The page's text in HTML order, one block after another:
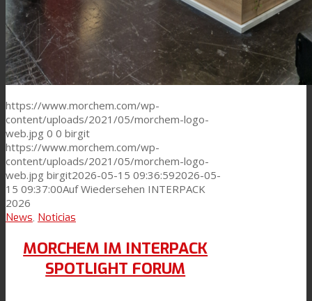
https://www.morchem.com/wp-
content/uploads/2021/05/morchem-logo-
web.jpg 0 0 birgit
https://www.morchem.com/wp-
content/uploads/2021/05/morchem-logo-
web.jpg birgit2026-05-15 09:36:592026-05-
15 09:37:00Auf Wiedersehen INTERPACK
2026
News, Noticias
MORCHEM IM INTERPACK
SPOTLIGHT FORUM